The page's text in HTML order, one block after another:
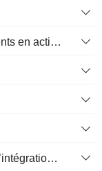
Gains (Pertes) sur les investissements en actions
Charges de restructuration liées à l’intégration d’une nouvelle activité (Fusions, Acquisitions)